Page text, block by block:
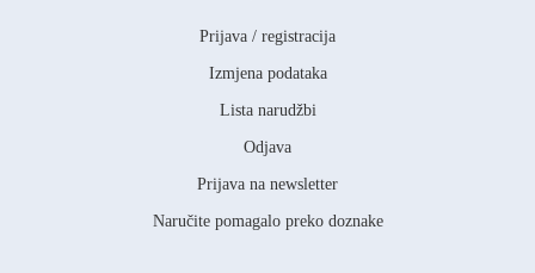
Prijava / registracija
Izmjena podataka
Lista narudžbi
Odjava
Prijava na newsletter
Naručite pomagalo preko doznake